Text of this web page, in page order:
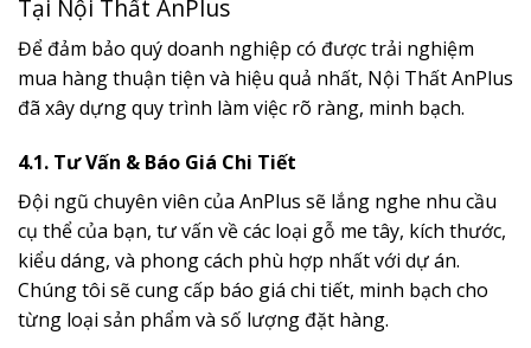
Tại Nội Thất AnPlus
Để đảm bảo quý doanh nghiệp có được trải nghiệm
mua hàng thuận tiện và hiệu quả nhất, Nội Thất AnPlus
đã xây dựng quy trình làm việc rõ ràng, minh bạch.
4.1. Tư Vấn & Báo Giá Chi Tiết
Đội ngũ chuyên viên của AnPlus sẽ lắng nghe nhu cầu
cụ thể của bạn, tư vấn về các loại gỗ me tây, kích thước,
kiểu dáng, và phong cách phù hợp nhất với dự án.
Chúng tôi sẽ cung cấp báo giá chi tiết, minh bạch cho
từng loại sản phẩm và số lượng đặt hàng.